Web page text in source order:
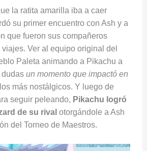
la ratita amarilla iba a caer
su primer encuentro con Ash y a
que fueron sus compañeros
Ver al equipo original del
Paleta animando a Pikachu a
dudas un momento que impactó en
más nostálgicos. Y luego de
seguir peleando, Pikachu logró
de su rival otorgándole a Ash
del Torneo de Maestros.